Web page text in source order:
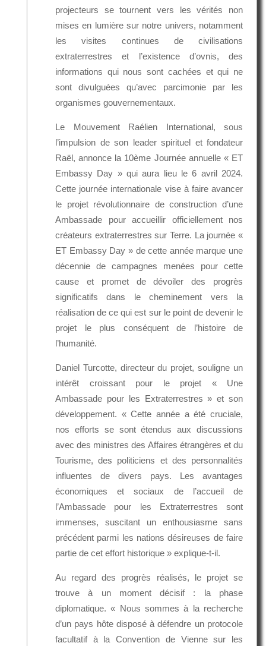
projecteurs se tournent vers les vérités non
mises en lumière sur notre univers, notamment
les visites continues de civilisations
extraterrestres et l’existence d’ovnis, des
informations qui nous sont cachées et qui ne
sont divulguées qu’avec parcimonie par les
organismes gouvernementaux.
Le Mouvement Raélien International, sous
l’impulsion de son leader spirituel et fondateur
Raël, annonce la 10ème Journée annuelle « ET
Embassy Day » qui aura lieu le 6 avril 2024.
Cette journée internationale vise à faire avancer
le projet révolutionnaire de construction d’une
Ambassade pour accueillir officiellement nos
créateurs extraterrestres sur Terre. La journée «
ET Embassy Day » de cette année marque une
décennie de campagnes menées pour cette
cause et promet de dévoiler des progrès
significatifs dans le cheminement vers la
réalisation de ce qui est sur le point de devenir le
projet le plus conséquent de l’histoire de
l’humanité.
Daniel Turcotte, directeur du projet, souligne un
intérêt croissant pour le projet « Une
Ambassade pour les Extraterrestres » et son
développement. « Cette année a été cruciale,
nos efforts se sont étendus aux discussions
avec des ministres des Affaires étrangères et du
Tourisme, des politiciens et des personnalités
influentes de divers pays. Les avantages
économiques et sociaux de l’accueil de
l’Ambassade pour les Extraterrestres sont
immenses, suscitant un enthousiasme sans
précédent parmi les nations désireuses de faire
partie de cet effort historique » explique-t-il.
Au regard des progrès réalisés, le projet se
trouve à un moment décisif : la phase
diplomatique. « Nous sommes à la recherche
d’un pays hôte disposé à défendre un protocole
facultatif à la Convention de Vienne sur les